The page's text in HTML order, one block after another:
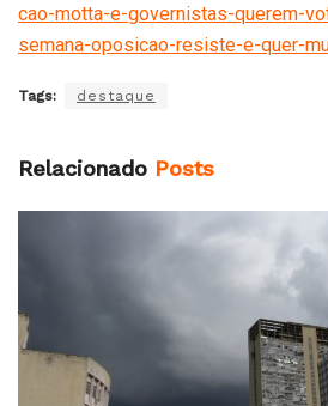
cao-motta-e-governistas-querem-
semana-oposicao-resiste-e-quer-
Tags: destaque
Relacionado Posts